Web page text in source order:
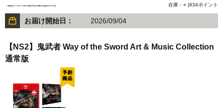
在庫：○ |934ポイント
お届け開始日： 2026/09/04
【NS2】鬼武者 Way of the Sword Art & Music Collection
通常版